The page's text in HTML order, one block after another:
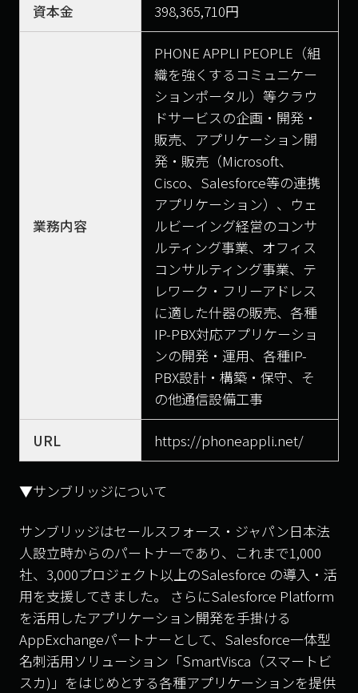
資本金 398,365,710円
業務内容
PHONE APPLI PEOPLE（組
織を強くするコミュニケー
ションポータル）等クラウ
ドサービスの企画・開発・
販売、アプリケーション開
発・販売（Microsoft、
Cisco、Salesforce等の連携
アプリケーション）、ウェ
ルビーイング経営のコンサ
ルティング事業、オフィス
コンサルティング事業、テ
レワーク・フリーアドレス
に適した什器の販売、各種
IP-PBX対応アプリケーショ
ンの開発・運用、各種IP-
PBX設計・構築・保守、そ
の他通信設備工事
URL https://phoneappli.net/
▼サンブリッジについて
サンブリッジはセールスフォース・ジャパン日本法
人設立時からのパートナーであり、これまで1,000
社、3,000プロジェクト以上のSalesforce の導入・活
用を支援してきました。 さらにSalesforce Platform
を活用したアプリケーション開発を手掛ける
AppExchangeパートナーとして、Salesforce一体型
名刺活用ソリューション「SmartVisca（スマートビ
スカ)」をはじめとする各種アプリケーションを提供